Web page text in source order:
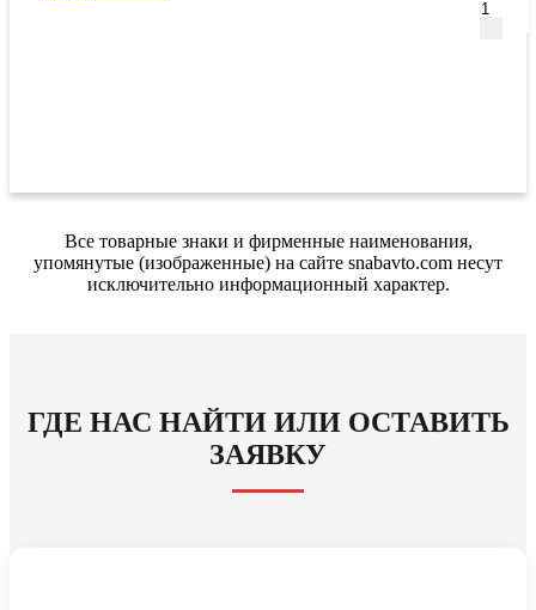
Все товарные знаки и фирменные наименования,
упомянутые (изображенные) на сайте snabavto.com несут
исключительно информационный характер.
ГДЕ НАС НАЙТИ ИЛИ ОСТАВИТЬ
ЗАЯВКУ